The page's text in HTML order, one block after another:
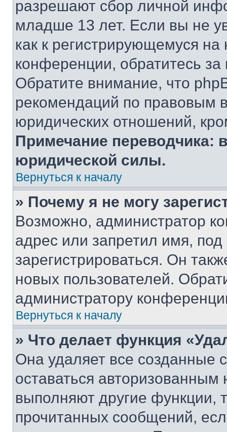
разрешают сбор личной
младше 13 лет. Если вы не
как к регистрирующемуся
конференции, обратитесь
Обратите внимание, что
рекомендаций по правовым
юридических отношений,
Примечание переводчика:
юридической силы.
Вернуться к началу
» Почему я не могу
Возможно, администратор
адрес или запретил имя,
зарегистрироваться. Он
новых пользователей.
администратору
Вернуться к началу
» Что делает функция
Она удаляет все созданные
оставаться
выполняют другие функции,
прочитанных сообщений,